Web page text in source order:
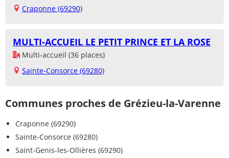
Craponne (69290)
MULTI-ACCUEIL LE PETIT PRINCE ET LA ROSE
Multi-accueil (36 places)
Sainte-Consorce (69280)
Communes proches de Grézieu-la-Varenne
Craponne (69290)
Sainte-Consorce (69280)
Saint-Genis-les-Ollières (69290)